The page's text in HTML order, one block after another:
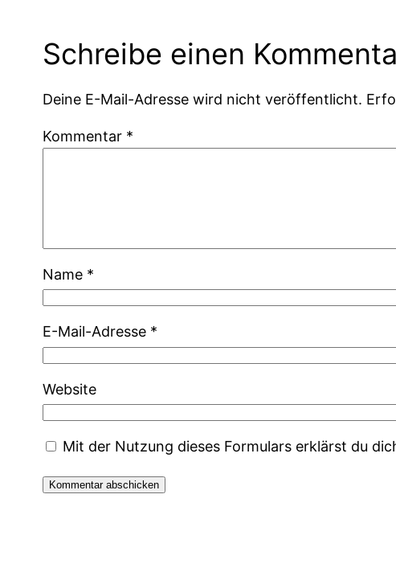
Schreibe einen
Deine E-Mail-Adresse wird nicht veröffentlicht.
Kommentar *
Name *
E-Mail-Adresse *
Website
Mit der Nutzung dieses Formulars erklärst du